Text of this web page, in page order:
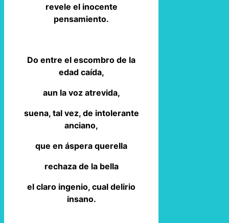
revele el inocente
pensamiento.
Do entre el escombro de la
edad caída,
aun la voz atrevida,
suena, tal vez, de intolerante
anciano,
que en áspera querella
rechaza de la bella
el claro ingenio, cual delirio
insano.